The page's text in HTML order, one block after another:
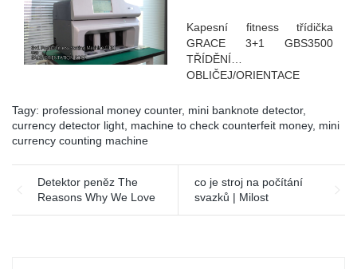
Kapesní fitness třídička
GRACE 3+1 GBS3500
TŘÍDĚNÍ
OBLIČEJ/ORIENTACE
tváří
Tagy: professional money counter, mini banknote detector,
currency detector light machine to check counterfeit money, mini
currency counting machine
Detektor peněz The
Reasons Why We Love
co je stroj na počítání
svazků | Milost